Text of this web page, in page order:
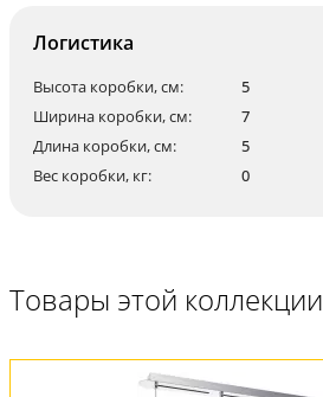
Логистика
Высота коробки, см:
5
Ширина коробки, см:
7
Длина коробки, см:
5
Вес коробки, кг:
0
Товары этой коллекции